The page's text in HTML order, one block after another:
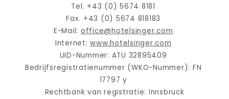
Tel. +43 (0) 5674 8181
Fax. +43 (0) 5674 818183
E-Mail: office@hotelsinger.com
Internet: www.hotelsinger.com
UID-Nummer: ATU 32895409
Bedrijfsregistratienummer (WKO-Nummer): FN
17797 y
Rechtbank van registratie: Innsbruck